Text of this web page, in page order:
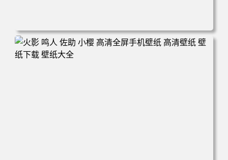
电脑壁纸 动漫情侣 名侦探柯南 新一小兰 柯兰 甜蜜互动 角
色壁纸 手机壁纸 高清壁纸 壁纸下载 壁纸大全